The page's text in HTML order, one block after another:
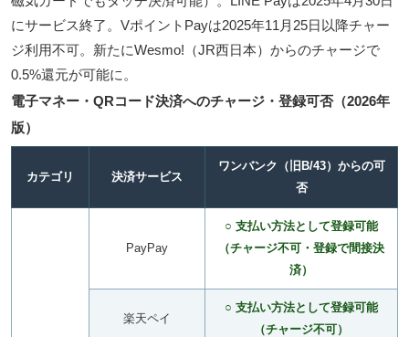
にサービス終了。VポイントPayは2025年11月25日以降チャー
ジ利用不可。新たにWesmo!（JR西日本）からのチャージで
0.5%還元が可能に。
電子マネー・QRコード決済へのチャージ・登録可否（2026年
版）
カテゴリ 決済サービス
ワンバンク（旧B/43）からの可
否
PayPay
○ 支払い方法として登録可能
（チャージ不可・登録で間接決
済）
楽天ペイ
○ 支払い方法として登録可能
（チャージ不可）